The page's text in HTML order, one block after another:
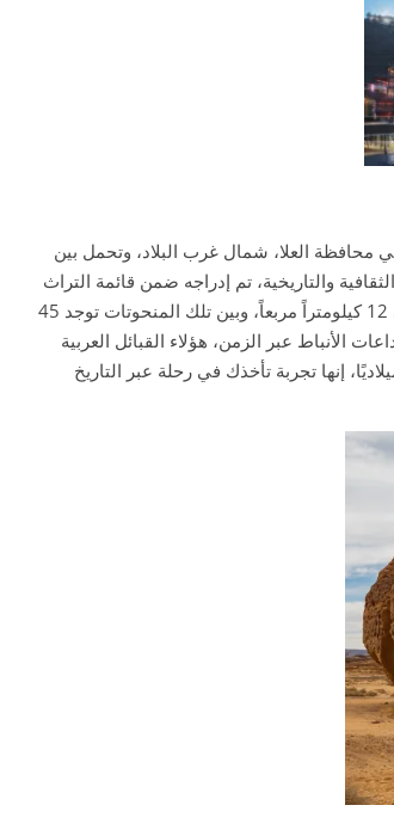
محافظة العلا، شمال غرب البلاد، وتحمل بين
عمرها يقارب 2000 عام، نظراً لأهمية هذا الموقع الثقافية والتاريخية، تم إدراجه ضمن قائمة التراث
العالمي لليونسكو في عام 2008. وتحتضن مدائن صالح 131 منحوتة صخرية رائعة، موزعة على مساحة تمتد إلى 12 كيلومتراً مربعاً، وبين تلك المنحوتات توجد 45
الأنباط عبر الزمن، هؤلاء القبائل العربية
جابت من البتراء إلى الحِجر، وأسست هناك حضارة قديمة منذ القرن الأول الميلادي حتى حوالي عام 106 ميلاديًا، إنها تجربة تأخذك في رحلة عبر التاريخ